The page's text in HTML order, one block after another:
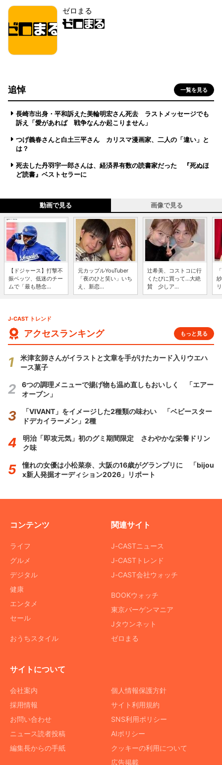
ゼロまる
追悼 一覧を見る
長崎市出身・平和訴えた美輪明宏さん死去 ラストメッセージでも
訴え「愛があれば 戦争なんか起こりません」
つげ義春さんと白土三平さん カリスマ漫画家、二人の「違い」と
は？
死去した丹羽宇一郎さんは、経済界有数の読書家だった 『死ぬほ
ど読書』ベストセラーに
動画で見る 画像で見る
【ドジャース】打撃不
振ベッツ、低迷のチー
ムで「最も懸念...
元カップルYouTuber
「夜のひと笑い」いち
え、新恋...
辻希美、コストコに行
くたびに買って...大絶
賛 少しア...
J-CAST トレンド
アクセスランキング もっと見る
米津玄師さんがイラストと文章を手がけたカード入りウエハ
ース菓子
6つの調理メニューで揚げ物も温め直しもおいしく 「エアー
オーブン」
「VIVANT」をイメージした2種類の味わい 「ベビースター
ドデカイラーメン」2種
明治「即攻元気」初のグミ期間限定 さわやかな栄養ドリン
ク味
憧れの女優は小松菜奈、大阪の16歳がグランプリに 「bijou
x新人発掘オーディション2026」リポート
コンテンツ
ライフ
グルメ
デジタル
健康
エンタメ
セール
おうちスタイル
関連サイト
J-CASTニュース
J-CASTトレンド
J-CAST会社ウォッチ
BOOKウォッチ
東京バーゲンマニア
Jタウンネット
ゼロまる
サイトについて
会社案内
採用情報
お問い合わせ
ニュース読者投稿
編集長からの手紙
個人情報保護方針
サイト利用規約
SNS利用ポリシー
AIポリシー
クッキーの利用について
広告掲載